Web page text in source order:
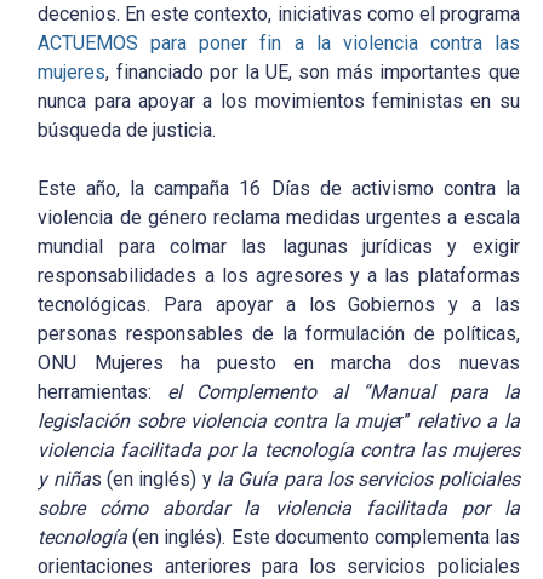
decenios. En este contexto, iniciativas como el programa
ACTUEMOS para poner fin a la violencia contra las
mujeres, financiado por la UE, son más importantes que
nunca para apoyar a los movimientos feministas en su
búsqueda de justicia.
Este año, la campaña 16 Días de activismo contra la
violencia de género reclama medidas urgentes a escala
mundial para colmar las lagunas jurídicas y exigir
responsabilidades a los agresores y a las plataformas
tecnológicas. Para apoyar a los Gobiernos y a las
personas responsables de la formulación de políticas,
ONU Mujeres ha puesto en marcha dos nuevas
herramientas: el Complemento al “Manual para la
legislación sobre violencia contra la mujer” relativo a la
violencia facilitada por la tecnología contra las mujeres
y niñas (en inglés) y la Guía para los servicios policiales
sobre cómo abordar la violencia facilitada por la
tecnología (en inglés). Este documento complementa las
orientaciones anteriores para los servicios policiales